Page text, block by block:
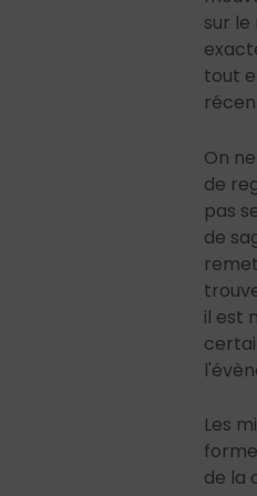
sur
tout
On
de
pas
de
il est
Les
de la